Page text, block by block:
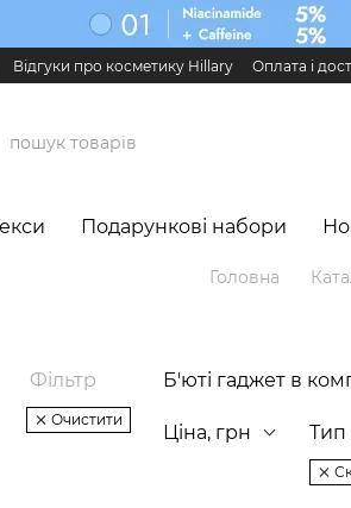
Відгуки про косметику Hillary Оплата і
інформація Обмін та повернення
Подарункові набори
Головна
Фільтр
Очистити
Б'юті гаджет в
Ціна, грн Тип